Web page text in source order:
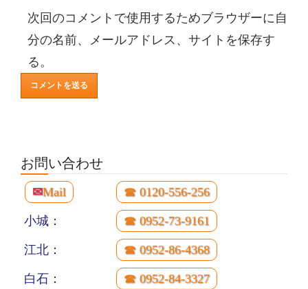
次回のコメントで使用するためブラウザーに自
分の名前、メールアドレス、サイトを保存す
る。
お問い合わせ
✉Mail ☎ 0120-556-256
小城： ☎ 0952-73-9161
江北： ☎ 0952-86-4368
白石： ☎ 0952-84-3327